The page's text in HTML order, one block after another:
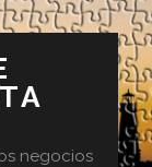
negocios